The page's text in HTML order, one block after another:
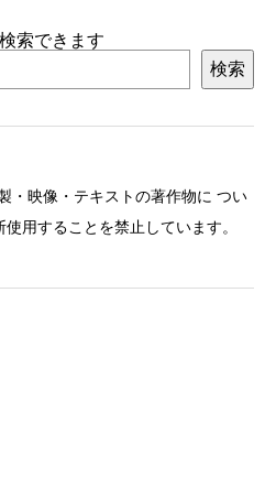
索できます
検索
・映像・テキストの著作物に つい
用することを禁止しています。